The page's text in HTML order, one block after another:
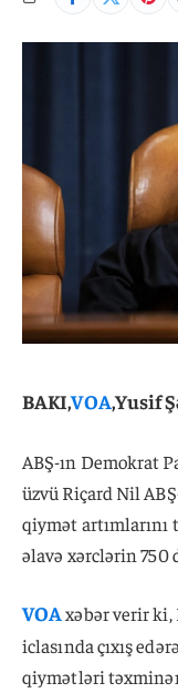
BAKI,VOA,Yusif
ABŞ-ın Demokrat
üzvü Riçard Nil
qiymət
əlavə xərclərin
VOAxəbər verir ki,
iclasında çıxış
qiymətləri